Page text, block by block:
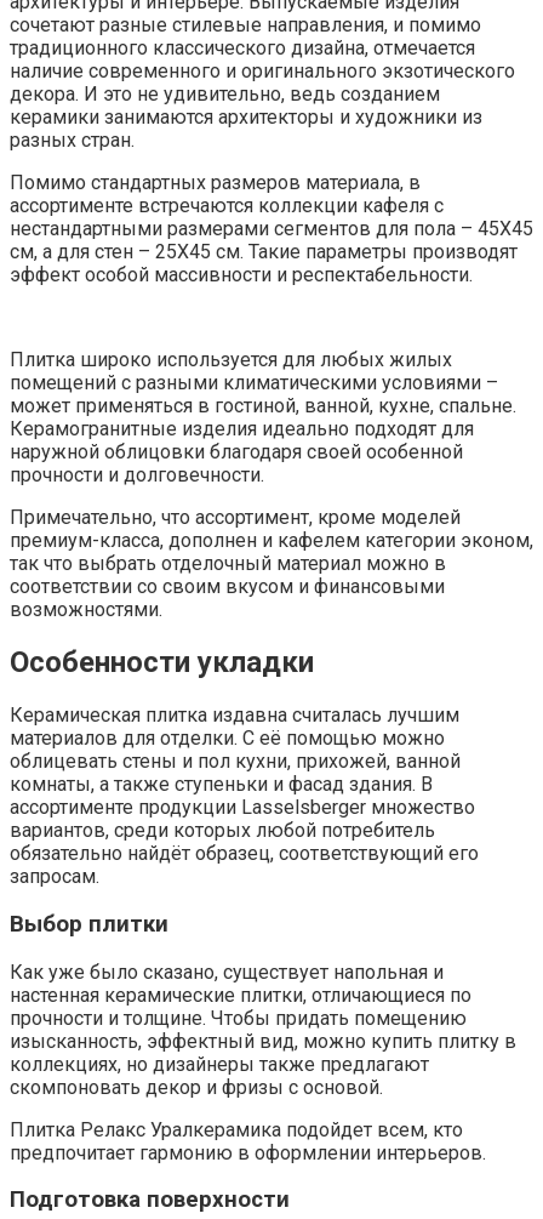
сочетают разные стилевые направления, и помимо
традиционного классического дизайна, отмечается
наличие современного и оригинального экзотического
декора. И это не удивительно, ведь созданием
керамики занимаются архитекторы и художники из
разных стран.
Помимо стандартных размеров материала, в
ассортименте встречаются коллекции кафеля с
нестандартными размерами сегментов для пола – 45Х45
см, а для стен – 25Х45 см. Такие параметры производят
эффект особой массивности и респектабельности.
Плитка широко используется для любых жилых
помещений с разными климатическими условиями –
может применяться в гостиной, ванной, кухне, спальне.
Керамогранитные изделия идеально подходят для
наружной облицовки благодаря своей особенной
прочности и долговечности.
Примечательно, что ассортимент, кроме моделей
премиум-класса, дополнен и кафелем категории эконом,
так что выбрать отделочный материал можно в
соответствии со своим вкусом и финансовыми
возможностями.
Особенности укладки
Керамическая плитка издавна считалась лучшим
материалов для отделки. С её помощью можно
облицевать стены и пол кухни, прихожей, ванной
комнаты, а также ступеньки и фасад здания. В
ассортименте продукции Lasselsberger множество
вариантов, среди которых любой потребитель
обязательно найдёт образец, соответствующий его
запросам.
Выбор плитки
Как уже было сказано, существует напольная и
настенная керамические плитки, отличающиеся по
прочности и толщине. Чтобы придать помещению
изысканность, эффектный вид, можно купить плитку в
коллекциях, но дизайнеры также предлагают
скомпоновать декор и фризы с основой.
Плитка Релакс Уралкерамика подойдет всем, кто
предпочитает гармонию в оформлении интерьеров.
Подготовка поверхности